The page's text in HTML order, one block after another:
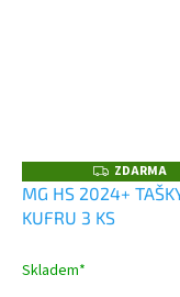
Z
D
A
R
ZDARMA
MG HS 2024+
KUFRU 3 KS
Skladem*